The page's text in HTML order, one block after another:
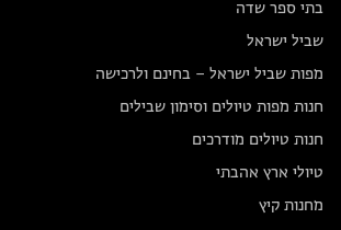
בתי ספר שדה
שביל ישראל
מפות שביל ישראל – בחינם ולרכישה
חנות מפות טיולים וסימון שבילים
חנות טיולים מודרכים
טיולי ארץ אהבתי
מחנות קיץ